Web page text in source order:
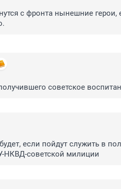
с фронта нынешние герои,
советское
если пойдут служить в
НКВД-советской милиции